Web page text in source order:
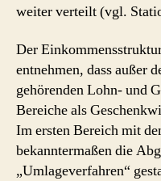
weiter verteilt (vgl.
Der
entnehmen, dass außer
gehörenden Lohn- und
Bereiche als
Im ersten Bereich mit
bekanntermaßen die
„Umlageverfahren“